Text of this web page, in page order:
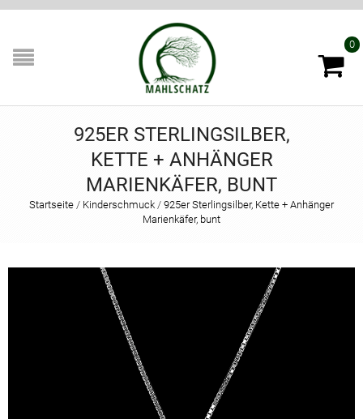
0
925ER STERLINGSILBER,
KETTE + ANHÄNGER
MARIENKÄFER, BUNT
Startseite / Kinderschmuck / 925er Sterlingsilber, Kette + Anhänger
Marienkäfer, bunt